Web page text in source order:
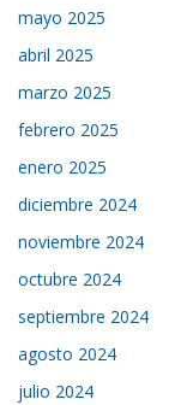
mayo 2025
abril 2025
marzo 2025
febrero 2025
enero 2025
diciembre 2024
noviembre 2024
octubre 2024
septiembre 2024
agosto 2024
julio 2024